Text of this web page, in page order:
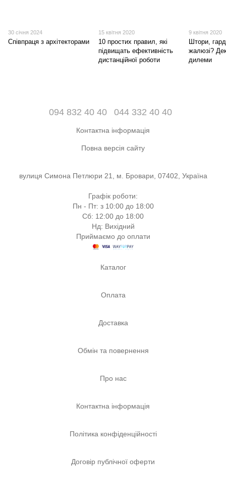
30 січня 2024
Співпраця з архітекторами
15 квітня 2020
10 простих правил, які
підвищать ефективність
дистанційної роботи
9 квітня 2020
Штори,
жалюзі?
дилеми
094 832 40 40 044 332 40 40
Контактна інформація
Повна версія сайту
вулиця Симона Петлюри 21, м. Бровари, 07402, Україна
Графік роботи:
Пн - Пт: з 10:00 до 18:00
Сб: 12:00 до 18:00
Нд: Вихідний
Приймаємо до оплати
Каталог
Оплата
Доставка
Обмін та повернення
Про нас
Контактна інформація
Політика конфіденційності
Договір публічної оферти